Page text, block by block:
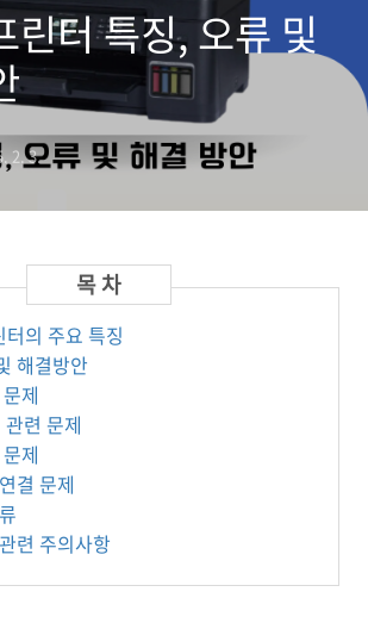
린터 특징, 오류 및
2. 3.
터의 주요 특징
해결방안
제
련 문제
제
결 문제
련 주의사항